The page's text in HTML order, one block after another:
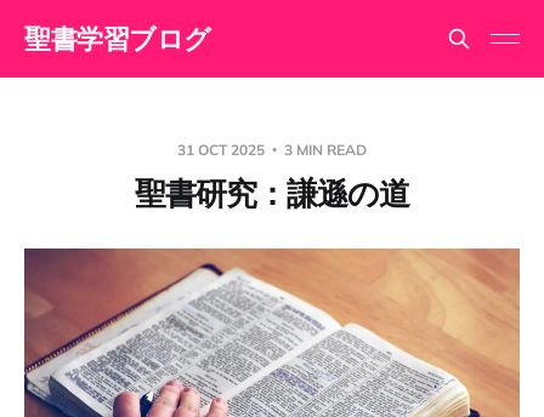
聖書学習ブログ
31 OCT 2025 3 MIN READ
聖書研究：謙遜の道